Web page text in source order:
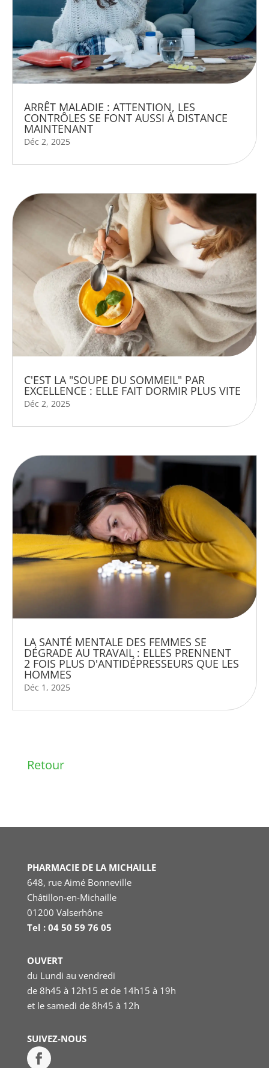
ARRÊT MALADIE : ATTENTION, LES
CONTRÔLES SE FONT AUSSI À DISTANCE
MAINTENANT
Déc 2, 2025
C'EST LA "SOUPE DU SOMMEIL" PAR
EXCELLENCE : ELLE FAIT DORMIR PLUS VITE
Déc 2, 2025
LA SANTÉ MENTALE DES FEMMES SE
DÉGRADE AU TRAVAIL : ELLES PRENNENT
2 FOIS PLUS D'ANTIDÉPRESSEURS QUE LES
HOMMES
Déc 1, 2025
Retour
PHARMACIE DE LA MICHAILLE
648, rue Aimé Bonneville
Châtillon-en-Michaille
01200 Valserhône
Tel : 04 50 59 76 05
OUVERT
du Lundi au vendredi
de 8h45 à 12h15 et de 14h15 à 19h
et le samedi de 8h45 à 12h
SUIVEZ-NOUS